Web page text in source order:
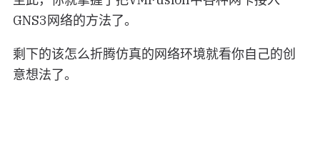
GNS3网络的方法了。
剩下的该怎么折腾仿真的网络环境就看你自己的创
意想法了。